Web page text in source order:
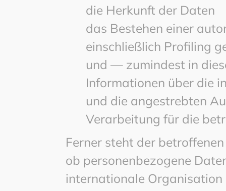
die Herkunft der Daten
das Bestehen einer
einschließlich Profiling
und — zumindest in
Informationen über die
und die angestrebten
Verarbeitung für die
Ferner steht der
ob personenbezogene
internationale